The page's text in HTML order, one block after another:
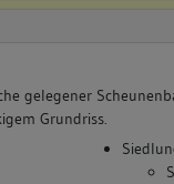
gelegener
Grundriss.